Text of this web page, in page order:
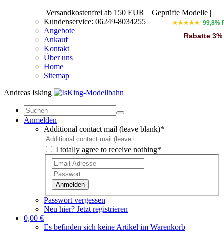
Versandkostenfrei ab 150 EUR | Geprüfte Modelle |
Kundenservice: 06249-8034255
Angebote
Ankauf
Kontakt
Über uns
Home
Sitemap
Andreas Isking
★★★★★ 99,8%
Rabatte 3%
Anmelden
Additional contact mail (leave blank)*
I totally agree to receive nothing*
Anmelden
Passwort vergessen
Neu hier? Jetzt registrieren
0,00 €
Es befinden sich keine Artikel im Warenkorb